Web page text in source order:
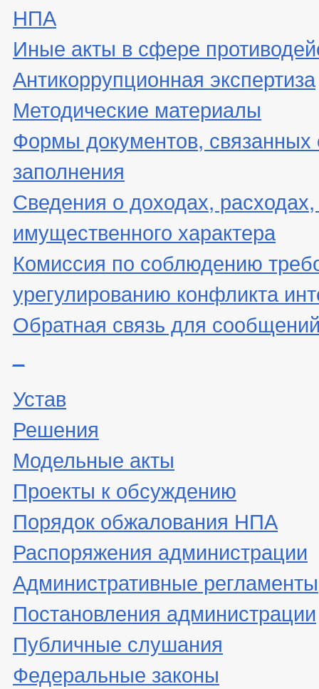
НПА
Иные акты в сфере
Антикоррупционная экспертиза
Методические материалы
Формы документов, связанных
заполнения
Сведения о доходах,
имущественного характера
Комиссия по соблюдению
урегулированию конфликта
Обратная связь для
Устав
Решения
Модельные акты
Проекты к обсуждению
Порядок обжалования НПА
Распоряжения администрации
Административные регламенты
Постановления администрации
Публичные слушания
Федеральные законы